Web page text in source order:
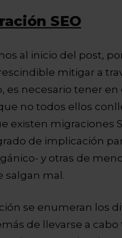
SEO
al inicio del post,
mitigar a
es necesario tener
no todos ellos
existen migraciones
de implicación
y otras de
salgan mal.
se enumeran los
de llevarse a